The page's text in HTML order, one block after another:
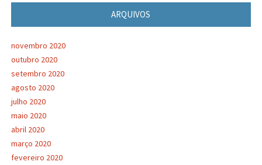
ARQUIVOS
novembro 2020
outubro 2020
setembro 2020
agosto 2020
julho 2020
maio 2020
abril 2020
março 2020
fevereiro 2020